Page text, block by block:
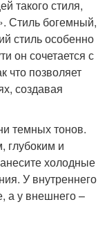
такого стиля,
Стиль богемный,
стиль особенно
он сочетается с
что позволяет
создавая
темных тонов.
глубоким и
холодные
У внутреннего
а у внешнего –